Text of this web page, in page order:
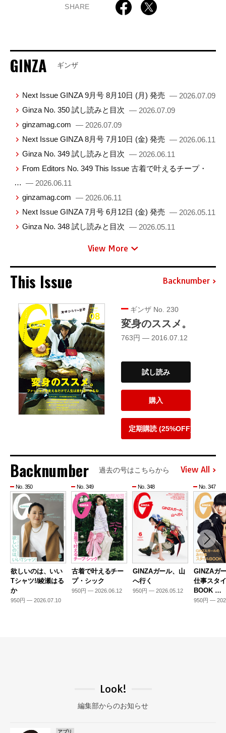
SHARE
GINZA ギンザ
Next Issue GINZA 9月号 8月10日 (月) 発売 — 2026.07.09
Ginza No. 350 試し読みと目次 — 2026.07.09
ginzamag.com — 2026.07.09
Next Issue GINZA 8月号 7月10日 (金) 発売 — 2026.06.11
Ginza No. 349 試し読みと目次 — 2026.06.11
From Editors No. 349 This Issue 古着で叶えるチープ・
… — 2026.06.11
ginzamag.com — 2026.06.11
Next Issue GINZA 7月号 6月12日 (金) 発売 — 2026.05.11
Ginza No. 348 試し読みと目次 — 2026.05.11
View More
This Issue Backnumber
ギンザ No. 230
変身のススメ。
763円 — 2016.07.12
試し読み
購入
定期購読 (25%OFF)
Backnumber 過去の号はこちらから View All
No. 350
欲しいのは、いい
Tシャツ!/綾瀬はる
か
950円 — 2026.07.10
No. 349
古着で叶えるチー
プ・シック
950円 — 2026.06.12
No. 348
GINZAガール、山
へ行く
950円 — 2026.05.12
No. 347
GINZAガ
仕事スタ
BOOK …
950円 —
Look!
編集部からのお知らせ
アプリ